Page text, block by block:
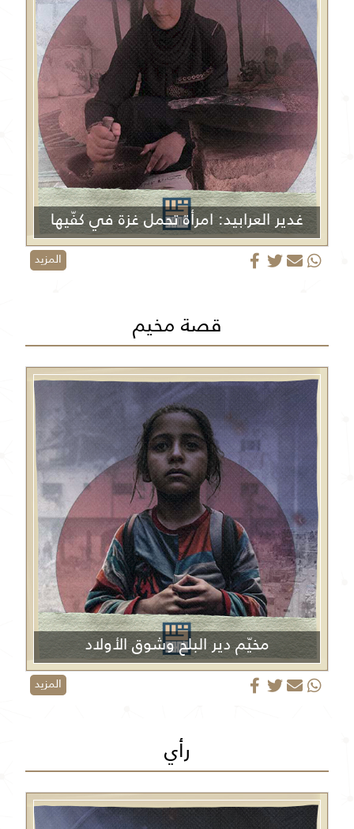
غدير العرابيد: امرأة تحمل غزة في كفّيها
المزيد
قصة مخيم
مخيّم دير البلح وشوق الأولاد
المزيد
رأي